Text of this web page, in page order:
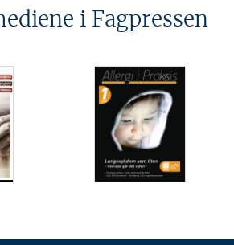
i Fagpressen